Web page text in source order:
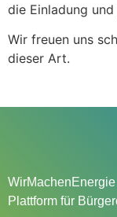
die Einladung
Wir freuen uns
dieser Art.
Plattform für